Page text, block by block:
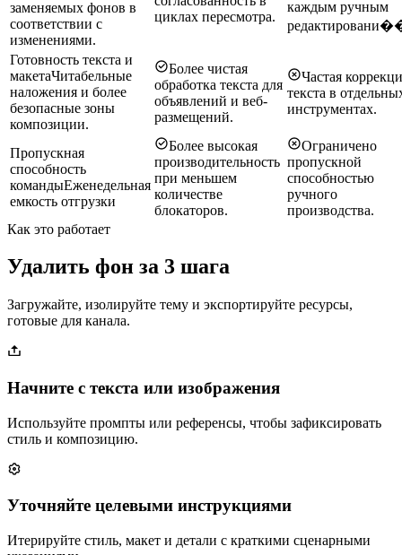
заменяемых фонов в
соответствии с
изменениями.
циклах пересмотра.
каждым ручным
Готовность текста и
макетаЧитабельные
наложения и более
безопасные зоны
композиции.
Более чистая
обработка текста для
объявлений и веб-
размещений.
Частая
текста в
инструментах.
Пропускная
способность
командыЕженедельная
емкость отгрузки
Более высокая
производительность
при меньшем
количестве
блокаторов.
Ограничено
пропускной
способностью
ручного
производства.
Как это работает
Удалить фон за 3 шага
Загружайте, изолируйте тему и экспортируйте ресурсы,
готовые для канала.
Начните с текста или изображения
Используйте промпты или референсы, чтобы зафиксировать
стиль и композицию.
Уточняйте целевыми инструкциями
Итерируйте стиль, макет и детали с краткими сценарными